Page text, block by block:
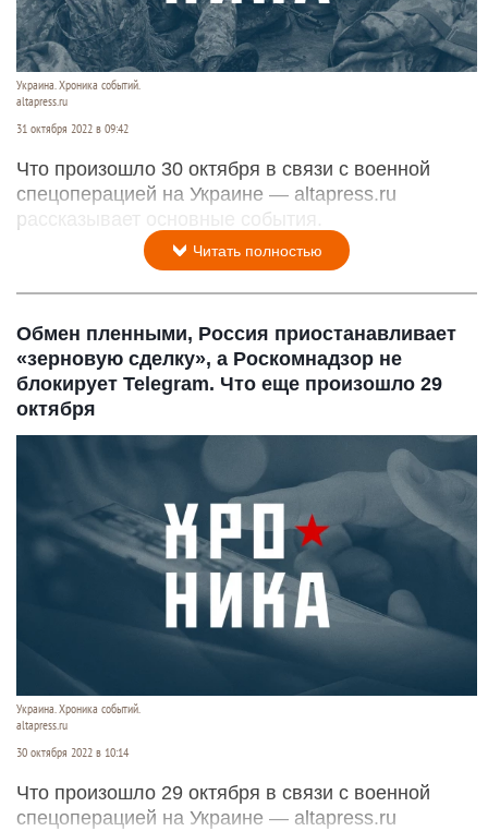
Украина. Хроника событий.
altapress.ru
31 октября 2022 в 09:42
Что произошло 30 октября в связи с военной
спецоперацией на Украине — altapress.ru
рассказывает основные события.
Читать полностью
Обмен пленными, Россия приостанавливает
«зерновую сделку», а Роскомнадзор не
блокирует Telegram. Что еще произошло 29
октября
Украина. Хроника событий.
altapress.ru
30 октября 2022 в 10:14
Что произошло 29 октября в связи с военной
спецоперацией на Украине — altapress.ru